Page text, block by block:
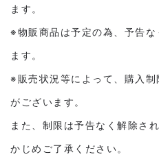
ます。
※物販商品は予定の為、予告
ます。
※販売状況等によって、購入
がございます。
また、制限は予告なく解除さ
かじめご了承ください。